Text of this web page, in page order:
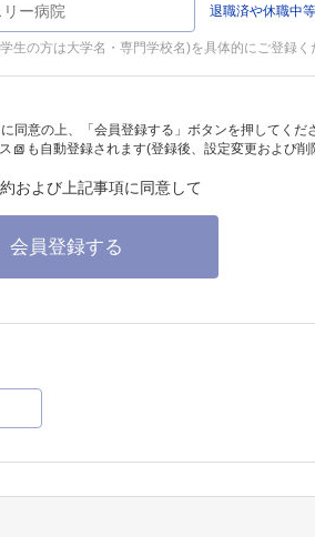
退職済や休職中
生の方は大学名・専門学校名)を具体的にご登録く
に同意の上、「会員登録する」ボタンを押してくだ
も自動登録されます(登録後、設定変更および
および上記事項に同意して
会員登録する